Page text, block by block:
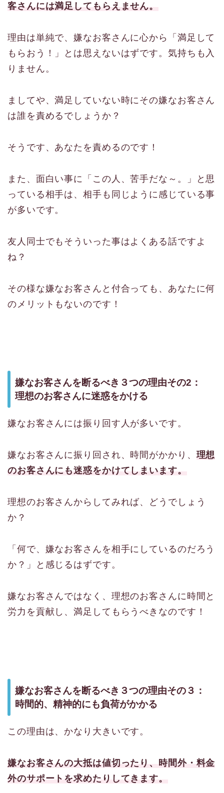
客さんには満足してもらえません。
理由は単純で、嫌なお客さんに心から「満足して
もらおう！」とは思えないはずです。気持ちも入
りません。
ましてや、満足していない時にその嫌なお客さん
は誰を責めるでしょうか？
そうです、あなたを責めるのです！
また、面白い事に「この人、苦手だな～。」と思
っている相手は、相手も同じように感じている事
が多いです。
友人同士でもそういった事はよくある話ですよ
ね？
その様な嫌なお客さんと付合っても、あなたに何
のメリットもないのです！
嫌なお客さんを断るべき３つの理由その2：
理想のお客さんに迷惑をかける
嫌なお客さんには振り回す人が多いです。
嫌なお客さんに振り回され、時間がかかり、 理想
のお客さんにも迷惑をかけてしまいます。
理想のお客さんからしてみれば、どうでしょう
か？
「何で、嫌なお客さんを相手にしているのだろう
か？」と感じるはずです。
嫌なお客さんではなく、理想のお客さんに時間と
労力を貢献し、満足してもらうべきなのです！
嫌なお客さんを断るべき３つの理由その３：
時間的、精神的にも負荷がかかる
この理由は、かなり大きいです。
嫌なお客さんの大抵は値切ったり、時間外・料金
外のサポートを求めたりしてきます。